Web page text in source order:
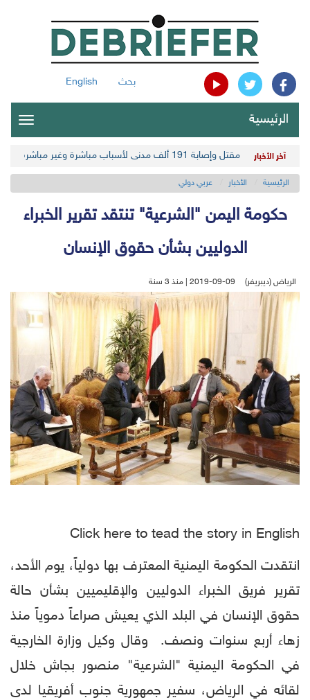
بحث English
الرئيسية
آخر الأخبار مقتل وإصابة 191 ألف مدني لأسباب مباشرة وغير مباشرة في أحدث حصيلة حوثية
الرئيسية الأخبار عربي دولي
حكومة اليمن "الشرعية" تنتقد تقرير الخبراء
الدوليين بشأن حقوق الإنسان
الرياض (ديبريفر) 2019-09-09 | منذ 3 سنة
Click here to tead the story in English
انتقدت الحكومة اليمنية المعترف بها دولياً، يوم الأحد،
تقرير فريق الخبراء الدوليين والإقليميين بشأن حالة
حقوق الإنسان في البلد الذي يعيش صراعاً دموياً منذ
زهاء أربع سنوات ونصف. وقال وكيل وزارة الخارجية
في الحكومة اليمنية "الشرعية" منصور بجاش خلال
لقائه في الرياض، سفير جمهورية جنوب أفريقيا لدى